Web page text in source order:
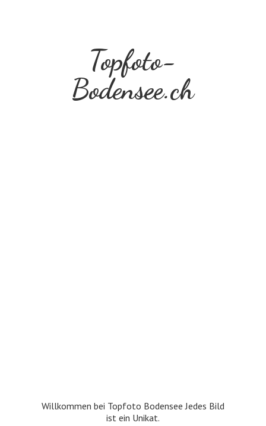
Topfoto-
Bodensee.ch
Willkommen bei Topfoto Bodensee Jedes Bild
ist ein Unikat.